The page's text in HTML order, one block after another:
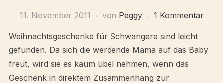
11. November 2011 von Peggy 1 Kommentar
Weihnachtsgeschenke für Schwangere sind leicht
gefunden. Da sich die werdende Mama auf das Baby
freut, wird sie es kaum übel nehmen, wenn das
Geschenk in direktem Zusammenhang zur